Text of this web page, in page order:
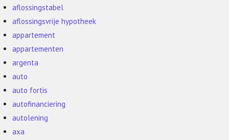
aflossingstabel
aflossingsvrije hypotheek
appartement
appartementen
argenta
auto
auto fortis
autofinanciering
autolening
axa